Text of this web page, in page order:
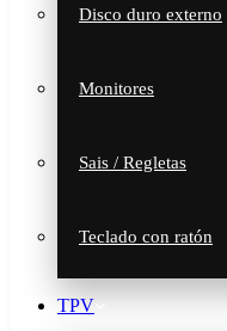
Disco duro externo
Monitores
Sais / Regletas
Teclado con ratón
TPV